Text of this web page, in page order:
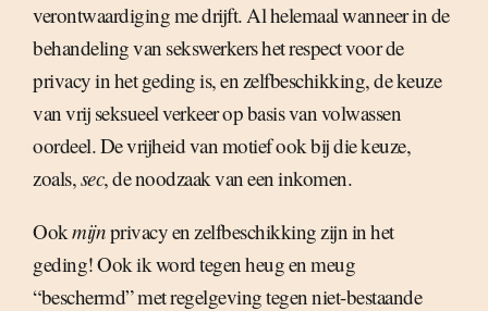
verontwaardiging me drijft. Al helemaal wanneer in de
behandeling van sekswerkers het respect voor de
privacy in het geding is, en zelfbeschikking, de keuze
van vrij seksueel verkeer op basis van volwassen
oordeel. De vrijheid van motief ook bij die keuze,
zoals,sec, de noodzaak van een inkomen.
Ookmijnprivacy en zelfbeschikking zijn in het
geding! Ook ik word tegen heug en meug
“beschermd” met regelgeving tegen niet-bestaande